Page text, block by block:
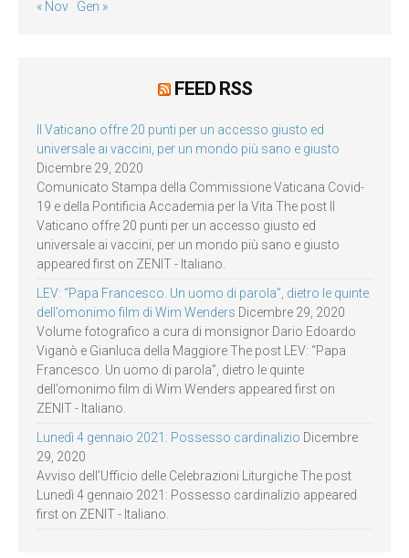
« Nov Gen »
FEED RSS
Il Vaticano offre 20 punti per un accesso giusto ed
universale ai vaccini, per un mondo più sano e giusto
Dicembre 29, 2020
Comunicato Stampa della Commissione Vaticana Covid-
19 e della Pontificia Accademia per la Vita The post Il
Vaticano offre 20 punti per un accesso giusto ed
universale ai vaccini, per un mondo più sano e giusto
appeared first on ZENIT - Italiano.
LEV: “Papa Francesco. Un uomo di parola”, dietro le quinte
dell’omonimo film di Wim Wenders Dicembre 29, 2020
Volume fotografico a cura di monsignor Dario Edoardo
Viganò e Gianluca della Maggiore The post LEV: “Papa
Francesco. Un uomo di parola”, dietro le quinte
dell’omonimo film di Wim Wenders appeared first on
ZENIT - Italiano.
Lunedì 4 gennaio 2021: Possesso cardinalizio Dicembre
29, 2020
Avviso dell’Ufficio delle Celebrazioni Liturgiche The post
Lunedì 4 gennaio 2021: Possesso cardinalizio appeared
first on ZENIT - Italiano.